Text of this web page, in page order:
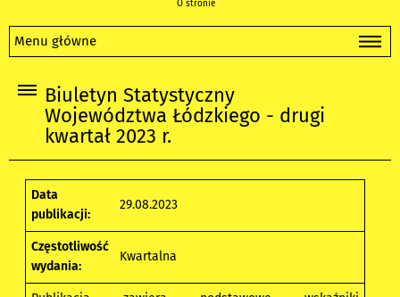
O stronie
Menu główne
Biuletyn Statystyczny
Województwa Łódzkiego - drugi
kwartał 2023 r.
Data
publikacji:
29.08.2023
Częstotliwość
wydania:
Kwartalna